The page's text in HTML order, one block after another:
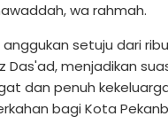
wa rahmah.
setuju dari
Das'ad, menjadikan
dan penuh
bagi Kota